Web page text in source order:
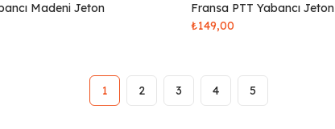
Madeni Jeton
Fransa PTT Yabancı Jeton
₺149,00
1 2 3 4 5